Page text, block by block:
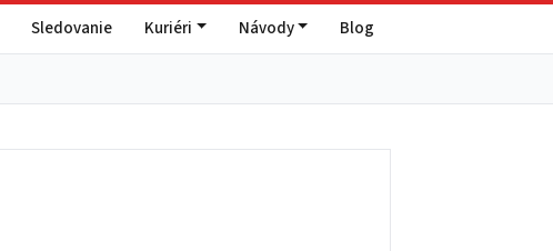
Sledovanie Kuriéri Návody Blog